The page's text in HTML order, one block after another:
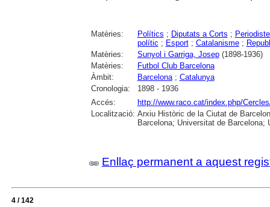
Matèries: Polítics ; Diputats a Corts ;
polític ; Esport; Catalanisme;
Matèries:
Sunyol i Garriga, Josep(1898-1936)
Matèries:
Futbol Club Barcelona
Àmbit:
Barcelona; Catalunya
Cronologia:
1898 - 1936
Accés:
http://www.raco.cat/index.php/
Localització: Arxiu Històric de la Ciutat de
Barcelona; Universitat de Barcelona;
Enllaç permanent a aquest
4 / 142